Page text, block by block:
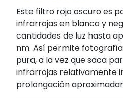
Este filtro rojo oscuro es
infrarrojas en blanco y
cantidades de luz hasta
nm. Así permite
pura, a la vez que saca
infrarrojas relativamente
prolongación